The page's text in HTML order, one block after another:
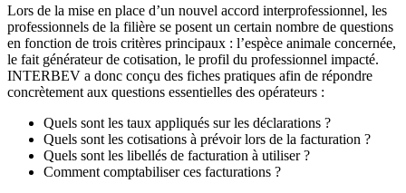
Lors de la mise en place d’un nouvel accord interprofessionnel, les
professionnels de la filière se posent un certain nombre de questions
en fonction de trois critères principaux : l’espèce animale concernée,
le fait générateur de cotisation, le profil du professionnel impacté.
INTERBEV a donc conçu des fiches pratiques afin de répondre
concrètement aux questions essentielles des opérateurs :
Quels sont les taux appliqués sur les déclarations ?
Quels sont les cotisations à prévoir lors de la facturation ?
Quels sont les libellés de facturation à utiliser ?
Comment comptabiliser ces facturations ?